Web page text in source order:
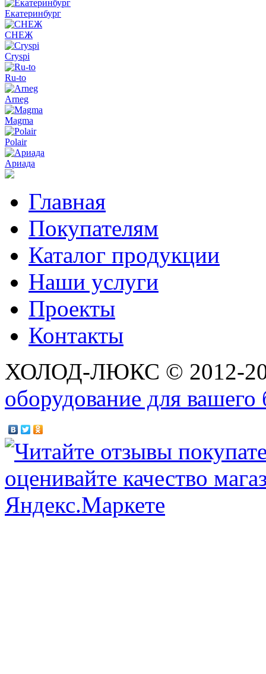
Екатеринбург
СНЕЖ
Cryspi
Ru-to
Arneg
Magma
Polair
Ариада
Главная
Покупателям
Каталог продукции
Наши услуги
Проекты
Контакты
ХОЛОД-ЛЮКС © 2012-
оборудование для вашего